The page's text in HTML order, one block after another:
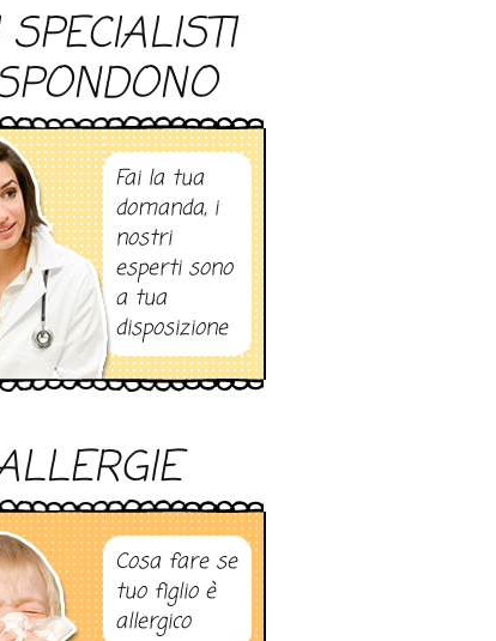
Fai la tua
domanda, i
nostri
esperti sono
a tua
disposizione
Cosa fare se
tuo figlio è
allergico